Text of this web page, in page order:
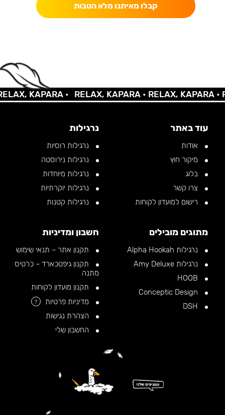
קבלו מאיתנו מלא הטבות
KAPARA • RELAX, KAPARA •RELAX, KAPARA •
עוד באתר
אודות
מיקור חוץ
בלוג
צרו קשר
רישום למועדון לקוחות
נרגילות
נרגילות רוסיות
נרגילות נירוסטה
נרגילות מיוחדות
נרגילות יוקרתיות
נרגילות קטנות
מתוגים מובילים
נרגילות Alpha Hookah
נרגילות Amy Deluxe
חשבון ומדיניות
תקנון אתר – תנאי שימוש
תקנון גיפטכארד – כרטיס
מתנה
תקנון מועדון לקוחות
מדיניות פרטיות
?
הצהרת נגישות
החשבון שלי